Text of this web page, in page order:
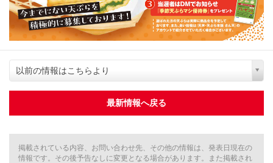
以前の情報はこちらより
最新情報へ戻る
掲載されている内容、お問い合わせ先、その他の情報は、発表日現在の
情報です。その後予告なしに変更となる場合があります。また掲載され